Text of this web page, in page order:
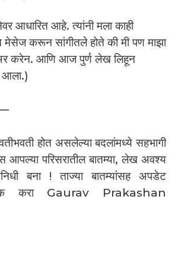
आधारित आहे. त्यांनी मला काही
मेसेज करून सांगीतले होते की मी पण माझा
करेन. आणि आज पुर्ण लेख लिहून
आला.)
होत असलेल्या बदलांमध्ये सहभागी
आपल्या परिसरातील बातम्या, लेख अवश्य
बना ! ताज्या बातम्यांसह अपडेट
करा Gaurav Prakashan